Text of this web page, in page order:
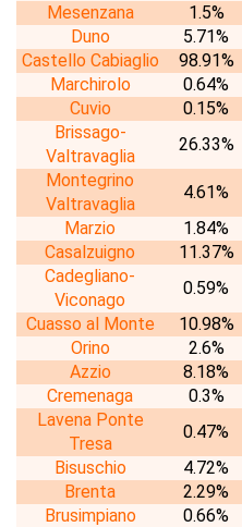
Mesenzana
1.5%
Duno
5.71%
Castello Cabiaglio
98.91%
Marchirolo
0.64%
Cuvio
0.15%
Brissago-
Valtravaglia
26.33%
Montegrino
Valtravaglia
4.61%
Marzio
1.84%
Casalzuigno
11.37%
Cadegliano-
Viconago
0.59%
Cuasso al Monte
10.98%
Orino
2.6%
Azzio
8.18%
Cremenaga
0.3%
Lavena Ponte
Tresa
0.47%
Bisuschio
4.72%
Brenta
2.29%
Brusimpiano
0.66%